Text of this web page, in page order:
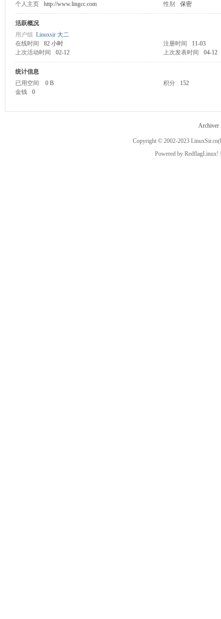
个人主页 http://www.lingcc.com 性别 保密
活跃概况
用户组 Linuxsir 大二
在线时间
82 小时 注册时间
11-03
上次活动时间
02-12 上次发表时间 04-12
统计信息
已用空间
0 B 积分
152
金钱
0
Archiver
Copyright © 2002-2023 LinuxSir.cn
Powered by RedflagLinux!